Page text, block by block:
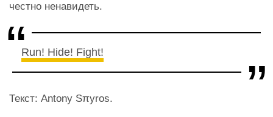
честно ненавидеть.
Run! Hide! Fight!
Текст: Antony Sπyros.